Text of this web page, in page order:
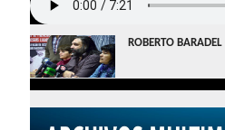
ROBERTO